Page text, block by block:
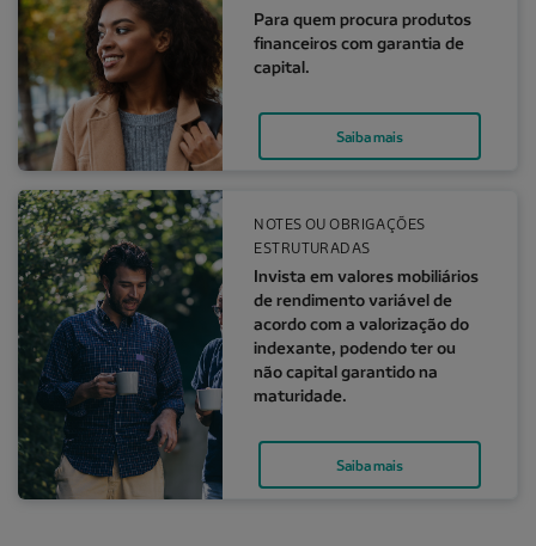
Para quem procura produtos
financeiros com garantia de
capital.
Saiba mais
Invista em valores mobiliários de rendimento
NOTES OU OBRIGAÇÕES
ESTRUTURADAS
Invista em valores mobiliários
de rendimento variável de
acordo com a valorização do
indexante, podendo ter ou
não capital garantido na
maturidade.
Saiba mais